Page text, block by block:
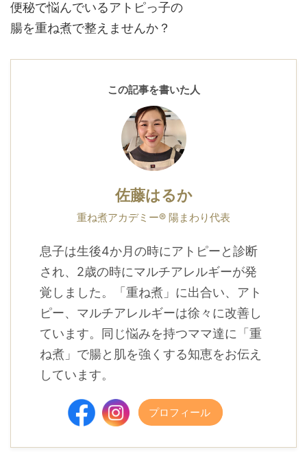
便秘で悩んでいるアトピっ子の
腸を重ね煮で整えませんか？
この記事を書いた人
佐藤はるか
重ね煮アカデミー® 陽まわり代表
息子は生後4か月の時にアトピーと診断
され、2歳の時にマルチアレルギーが発
覚しました。「重ね煮」に出合い、アト
ピー、マルチアレルギーは徐々に改善し
ています。同じ悩みを持つママ達に「重
ね煮」で腸と肌を強くする知恵をお伝え
しています。
プロフィール